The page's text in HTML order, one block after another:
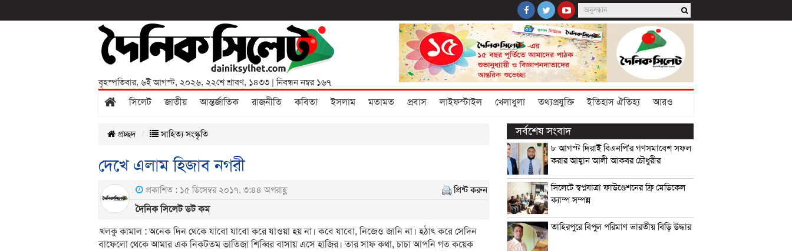
বৃহস্পতিবার, ৬ই আগস্ট, ২০২৬, ২২শে শ্রাবণ, ১৪৩৩ | নিবন্ধন নম্বর ১৬৭
সিলেট জাতীয় আন্তর্জাতিক রাজনীতি কবিতা ইসলাম মতামত প্রবাস লাইফস্টাইল খেলাধুলা তথ্যপ্রযুক্তি ইতিহাস ঐতিহ্য আরও
প্রচ্ছদ সাহিত্য সংস্কৃতি
দেখে এলাম হিজাব নগরী
প্রকাশিত : ১৫ ডিসেম্বর ২০১৭, ৩:৪৪ অপরাহ্ণ প্রিন্ট করুন
দৈনিক সিলেট ডট কম
খলকু কামাল : অনেক দিন থেকে যাবো যাবো করে যাওয়া হয় না। কবে যাবো, নিজেও জানি না। হঠাৎ করে সেদিন
বাফেলো থেকে আমার এক নিকটতম ভাতিজা শিব্বির বাসায় এসে হাজির। তার সাফ কথা, চাচা আপনি গত কয়েক
সর্বশেষ সংবাদ
৮ আগস্ট দিরাই বিএনপি’র গণসমাবেশ সফল
করার আহ্বান আলী আকবর চৌধুরীর
সিলেটে স্বপ্নযাত্রা ফাউণ্ডেশনের ফ্রি মেডিকেল
ক্যাম্প সম্পন্ন
তাহিরপুরে বিপুল পরিমাণ ভারতীয় বিড়ি উদ্ধার